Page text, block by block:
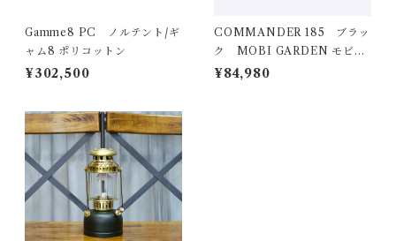
Gamme8 PC ノルテント/ギ
ャム8 ポリコットン
¥302,500
COMMANDER 185 ブラッ
ク MOBI GARDEN モビガ
ーデン
¥84,980